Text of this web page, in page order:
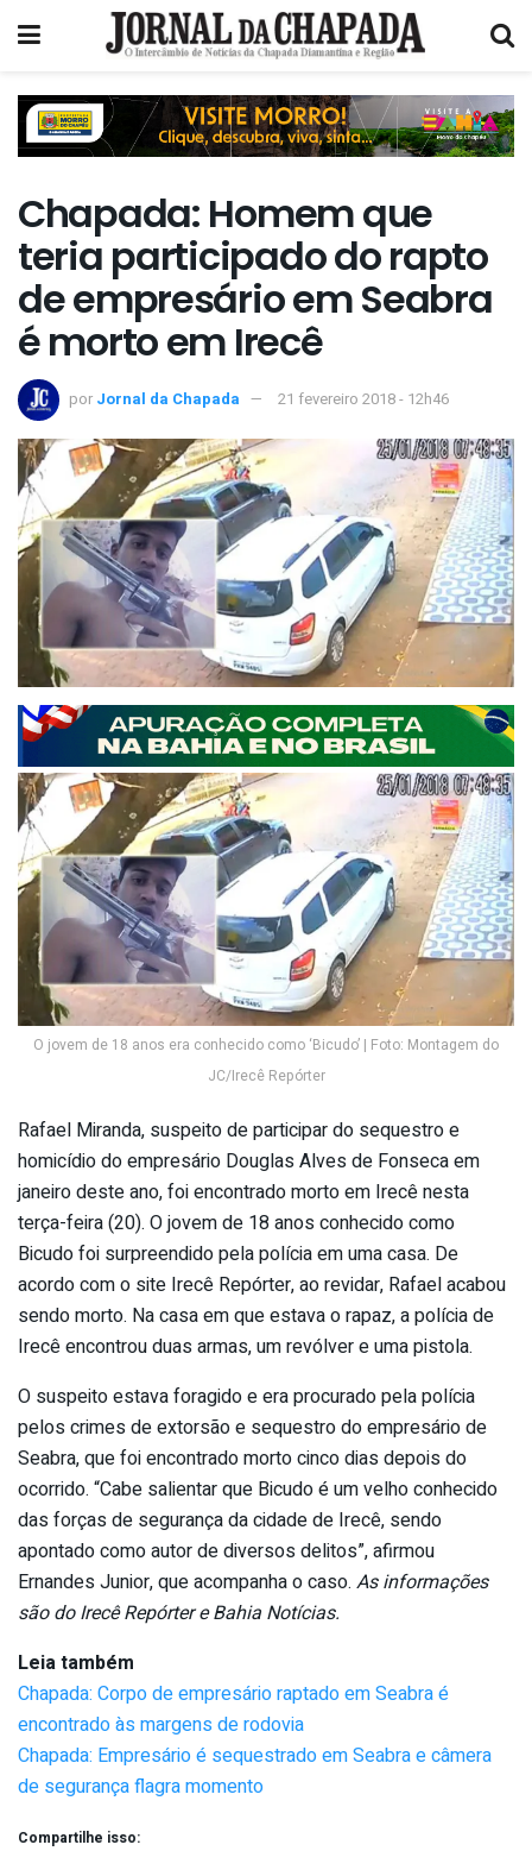
Chapada: Homem que
teria participado do rapto
de empresário em Seabra
é morto em Irecê
por Jornal da Chapada 21 fevereiro 2018 - 12h46
O jovem de 18 anos era conhecido como ‘Bicudo’ | Foto: Montagem do
JC/Irecê Repórter
Rafael Miranda, suspeito de participar do sequestro e
homicídio do empresário Douglas Alves de Fonseca em
janeiro deste ano, foi encontrado morto em Irecê nesta
terça-feira (20). O jovem de 18 anos conhecido como
Bicudo foi surpreendido pela polícia em uma casa. De
acordo com o site Irecê Repórter, ao revidar, Rafael acabou
sendo morto. Na casa em que estava o rapaz, a polícia de
Irecê encontrou duas armas, um revólver e uma pistola.
O suspeito estava foragido e era procurado pela polícia
pelos crimes de extorsão e sequestro do empresário de
Seabra, que foi encontrado morto cinco dias depois do
ocorrido. “Cabe salientar que Bicudo é um velho conhecido
das forças de segurança da cidade de Irecê, sendo
apontado como autor de diversos delitos”, afirmou
Ernandes Junior, que acompanha o caso. As informações
são do Irecê Repórter e Bahia Notícias.
Leia também
Chapada: Corpo de empresário raptado em Seabra é
encontrado às margens de rodovia
Chapada: Empresário é sequestrado em Seabra e câmera
de segurança flagra momento
Compartilhe isso: